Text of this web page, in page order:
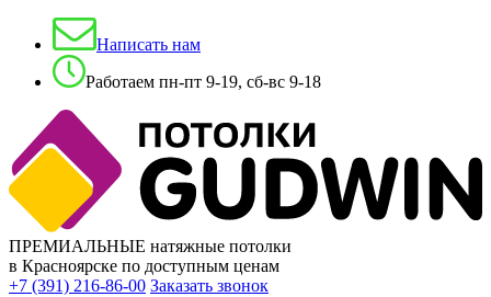
Написать нам
Работаем пн-пт 9-19, сб-вс 9-18
ПРЕМИАЛЬНЫЕ натяжные потолки
в Красноярске по доступным ценам
+7 (391) 216-86-00 Заказать звонок